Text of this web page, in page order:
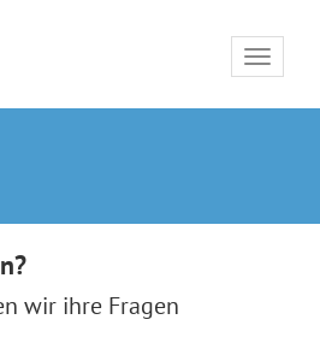
Toggle
wir ihre Fragen